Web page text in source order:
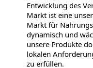
Entwicklung des
Markt ist eine
Markt für
dynamisch und
unsere Produkte
lokalen
zu erfüllen.